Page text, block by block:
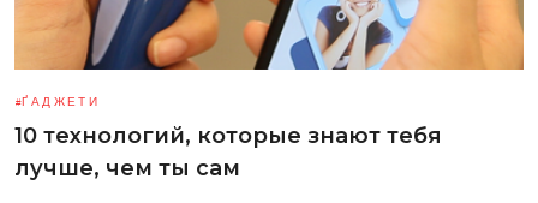
ҐАДЖЕТИ
10 технологий, которые знают тебя
лучше, чем ты сам